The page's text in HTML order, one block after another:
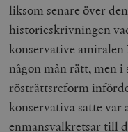
liksom senare över
historieskrivningen
konservative
någon mån rätt, men i
rösträttsreform
konservativa satte
enmansvalkretsar till